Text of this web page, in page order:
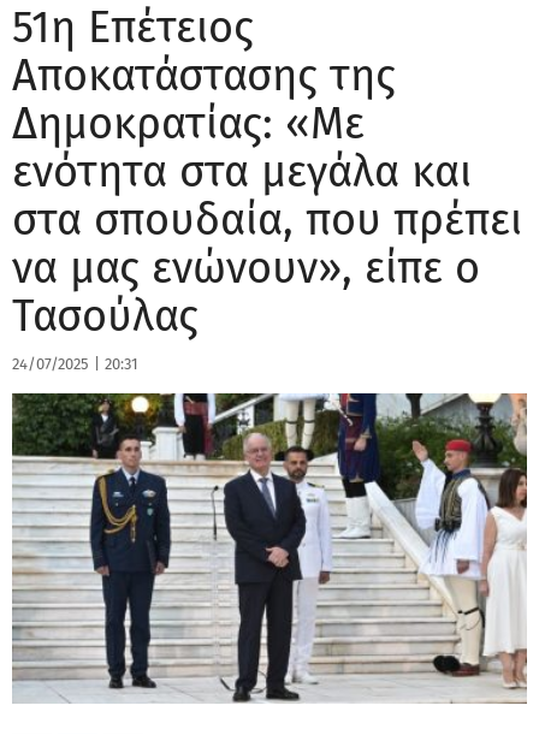
51η Επέτειος
Αποκατάστασης της
Δημοκρατίας: «Με
ενότητα στα μεγάλα και
στα σπουδαία, που πρέπει
να μας ενώνουν», είπε ο
Τασούλας
24/07/2025 20:31